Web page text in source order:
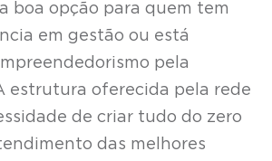
boa opção para quem tem
em gestão ou está
pela
estrutura oferecida pela rede
de criar tudo do zero
das melhores